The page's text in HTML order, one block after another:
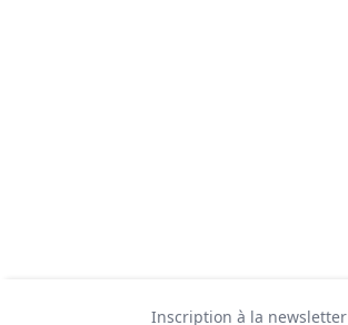
Inscription à la newsletter